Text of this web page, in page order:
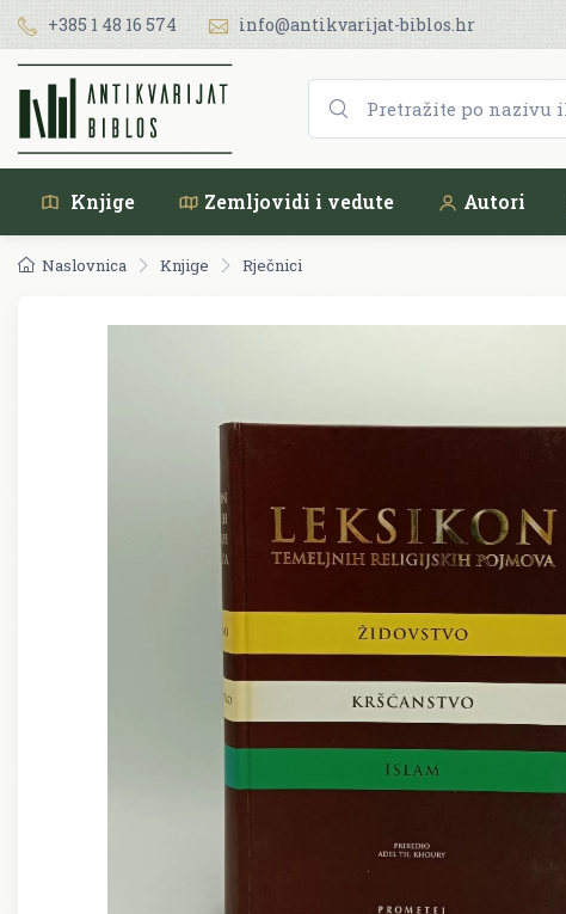
+385 1 48 16 574 info@antikvarijat-biblos.hr
Knjige Zemljovidi i vedute Autori
Naslovnica Knjige Rječnici